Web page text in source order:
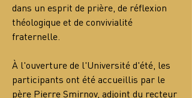
dans un esprit de prière, de réflexion
théologique et de convivialité
fraternelle.
À l'ouverture de l'Université d'été, les
participants ont été accueillis par le
père Pierre Smirnov, adjoint du recteur